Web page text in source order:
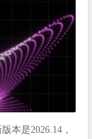
本是2026.14，